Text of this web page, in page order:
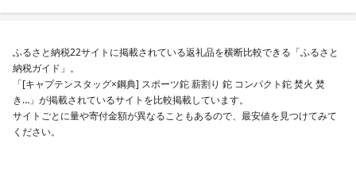
キング 1位 1万円以下
ふるさと納税22サイトに掲載されている返礼品を横断比較できる「ふるさと
納税ガイド」。
「[キャプテンスタッグ×鋼典] スポーツ鉈 薪割り 鉈 コンパクト鉈 焚火 焚
き…」が掲載されているサイトを比較掲載しています。
サイトごとに量や寄付金額が異なることもあるので、最安値を見つけてみて
ください。